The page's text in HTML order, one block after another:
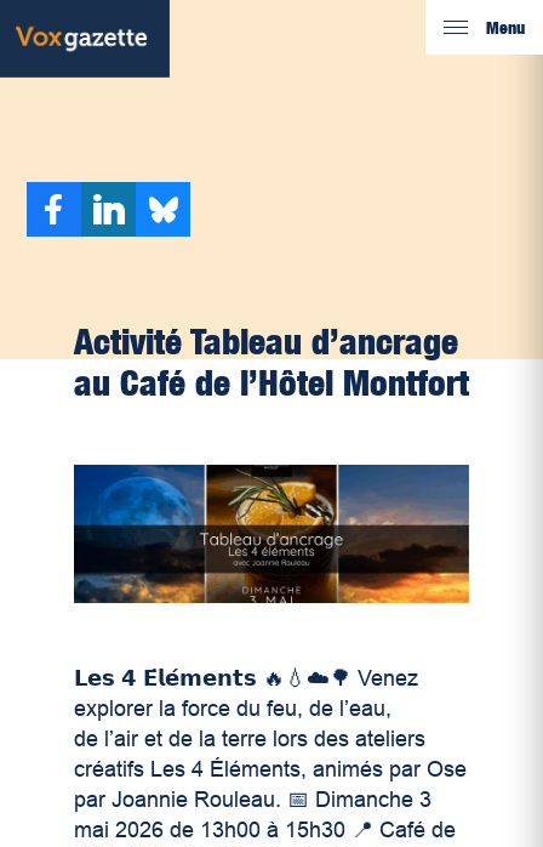
Menu
Activité Tableau d’ancrage
au Café de l’Hôtel Montfort
𝗟𝗲𝘀 𝟰 𝗘́𝗹𝗲́𝗺𝗲𝗻𝘁𝘀 🔥💧☁️🌳 Venez
explorer la force du feu, de l’eau,
de l’air et de la terre lors des ateliers
créatifs Les 4 Éléments, animés par Ose
par Joannie Rouleau. 📅 Dimanche 3
mai 2026 de 13h00 à 15h30 📍 Café de